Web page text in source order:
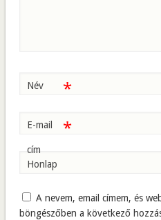
Név *
E-mail
cím
*
Honlap
A nevem, email címem, és
böngészőben a következő